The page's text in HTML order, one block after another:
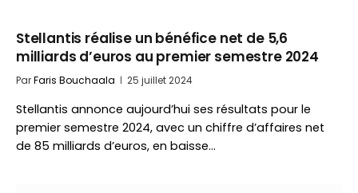
Stellantis réalise un bénéfice net de 5,6
milliards d’euros au premier semestre 2024
ParFaris Bouchaala 25 juillet 2024
Stellantis annonce aujourd’hui ses résultats pour le
premier semestre 2024, avec un chiffre d’affaires net
de 85 milliards d’euros, en baisse…